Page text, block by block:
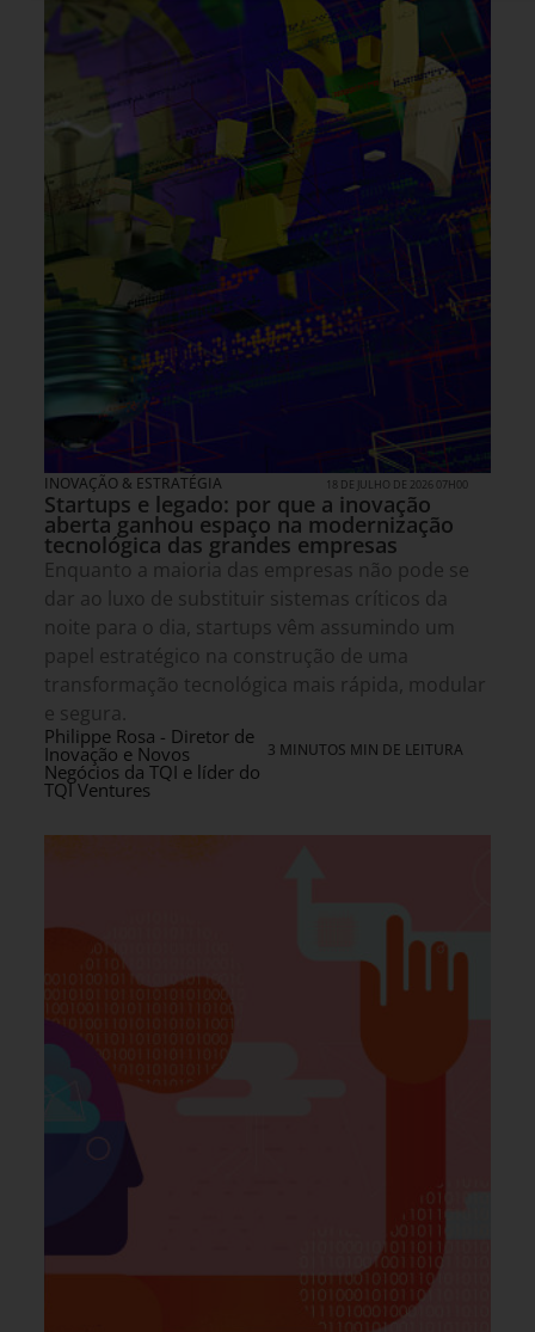
INOVAÇÃO & ESTRATÉGIA 18 DE JULHO DE 2026 07H00
Startups e legado: por que a inovação
aberta ganhou espaço na modernização
tecnológica das grandes empresas
Enquanto a maioria das empresas não pode se
dar ao luxo de substituir sistemas críticos da
noite para o dia, startups vêm assumindo um
papel estratégico na construção de uma
transformação tecnológica mais rápida, modular
e segura.
Philippe Rosa - Diretor de
Inovação e Novos
Negócios da TQI e líder do
TQI Ventures
3 MINUTOS MIN DE LEITURA